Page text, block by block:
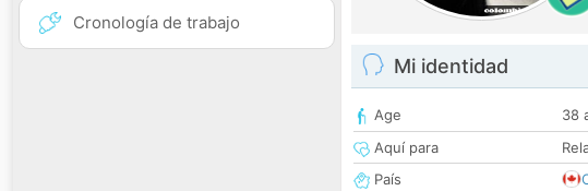
Cronología de trabajo
Mi identidad
Age
38
Aquí para
País